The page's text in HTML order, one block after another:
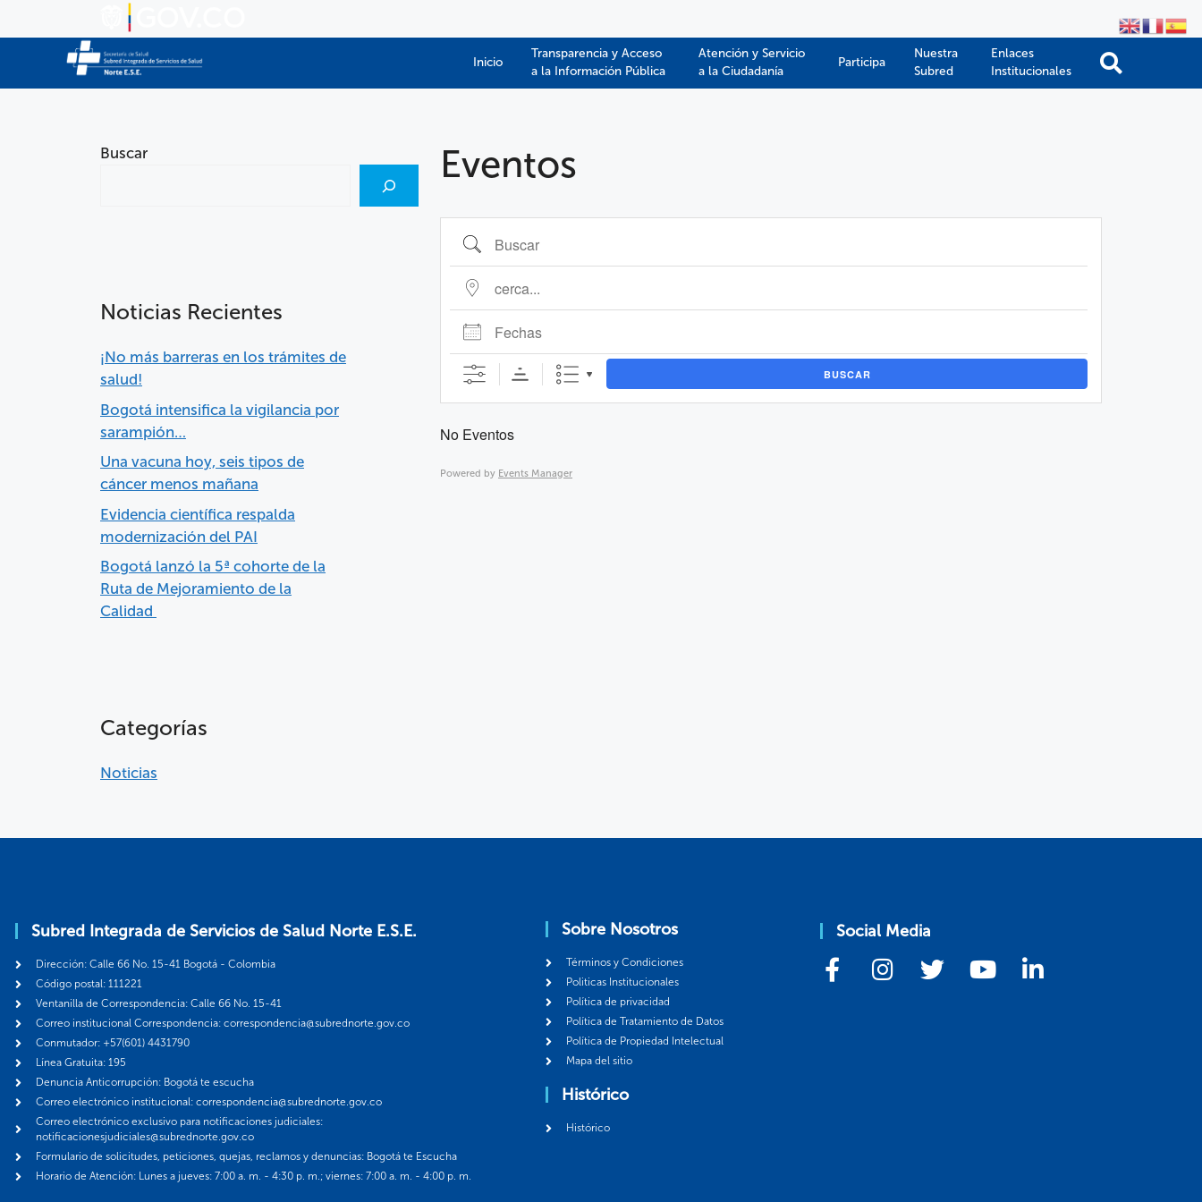
Inicio
Transparencia y Acceso
a la Información Pública​​
Atención y Servicio
a la Ciudadanía
Participa
Nuestra
Subred
Enlaces
Institucionales
Eventos
BUSCAR
No Eventos
Powered by Events Manager
Buscar
Noticias Recientes
¡No más barreras en los trámites de
salud!
Bogotá intensifica la vigilancia por
sarampión…
Una vacuna hoy, seis tipos de
cáncer menos mañana
Evidencia científica respalda
modernización del PAI
Bogotá lanzó la 5ª cohorte de la
Ruta de Mejoramiento de la
Calidad
Categorías
Noticias
Subred Integrada de Servicios de Salud Norte E.S.E.
Dirección: Calle 66 No. 15-41 Bogotá - Colombia
Código postal: 111221
Ventanilla de Correspondencia: Calle 66 No. 15-41
Correo institucional Correspondencia: correspondencia@subrednorte.gov.co
Conmutador: +57(601) 4431790
Línea Gratuita: 195
Denuncia Anticorrupción: Bogotá te escucha
Correo electrónico institucional: correspondencia@subrednorte.gov.co
Correo electrónico exclusivo para notificaciones judiciales:
notificacionesjudiciales@subrednorte.gov.co
Formulario de solicitudes, peticiones, quejas, reclamos y denuncias: Bogotá te Escucha
Horario de Atención: Lunes a jueves: 7:00 a. m. - 4:30 p. m.; viernes: 7:00 a. m. - 4:00 p. m.
Sobre Nosotros
Términos y Condiciones
Politicas Institucionales
Política de privacidad
Política de Tratamiento de Datos
Política de Propiedad Intelectual
Mapa del sitio
Histórico
Histórico
Social Media